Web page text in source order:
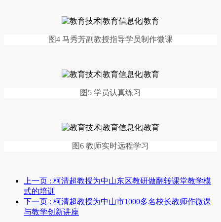
图4 马秀芳副教授指导学员制作微课
图5 学员认真练习
图6 教师实时远程学习
上一页 : 柯清超教授为中山东区教研做翻转课堂教学模
式的培训
下一页 : 柯清超教授为中山市1000多名校长教师作微课
与教学创新讲座